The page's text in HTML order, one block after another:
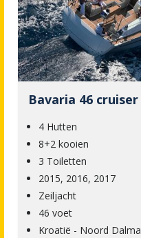
Bavaria 46 cruiser
4 Hutten
8+2 kooien
3 Toiletten
2015, 2016, 2017
Zeiljacht
46 voet
Kroatië - Noord